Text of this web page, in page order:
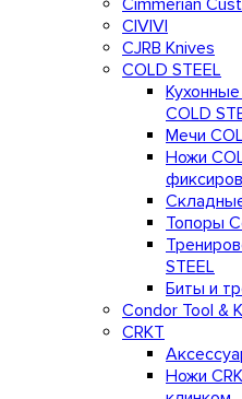
Cimmerian
CIVIVI
CJRB Knives
COLD STEEL
COLD
Мечи
Ножи
Топоры
STEEL
Биты и
Condor Tool &
CRKT
Ножи